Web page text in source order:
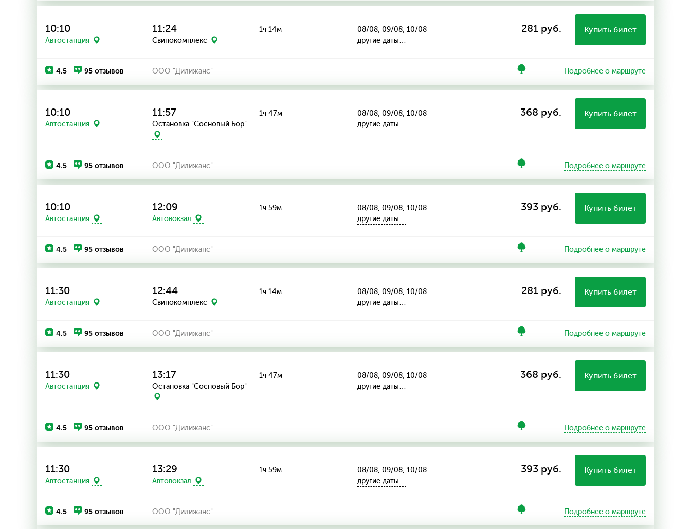
10:10
Автостанция
11:24
Свинокомплекс
1ч 14м
08/08, 09/08, 10/08
другие даты…
281 руб. Купить билет
4.5 95 отзывов ООО "Дилижанс" Подробнее о маршруте
10:10
Автостанция
11:57
Остановка "Сосновый Бор"
1ч 47м
08/08, 09/08, 10/08
другие даты…
368 руб. Купить билет
4.5 95 отзывов ООО "Дилижанс" Подробнее о маршруте
10:10
Автостанция
12:09
Автовокзал
1ч 59м
08/08, 09/08, 10/08
другие даты…
393 руб. Купить билет
4.5 95 отзывов ООО "Дилижанс" Подробнее о маршруте
11:30
Автостанция
12:44
Свинокомплекс
1ч 14м
08/08, 09/08, 10/08
другие даты…
281 руб. Купить билет
4.5 95 отзывов ООО "Дилижанс" Подробнее о маршруте
11:30
Автостанция
13:17
Остановка "Сосновый Бор"
1ч 47м
08/08, 09/08, 10/08
другие даты…
368 руб. Купить билет
4.5 95 отзывов ООО "Дилижанс" Подробнее о маршруте
11:30
Автостанция
13:29
Автовокзал
1ч 59м
08/08, 09/08, 10/08
другие даты…
393 руб. Купить билет
4.5 95 отзывов ООО "Дилижанс" Подробнее о маршруте